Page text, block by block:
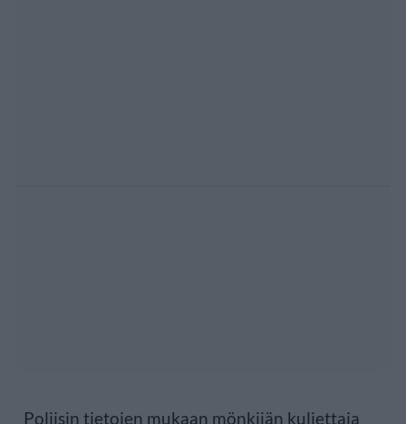
Poliisin tietojen mukaan mönkijän kuljettaja